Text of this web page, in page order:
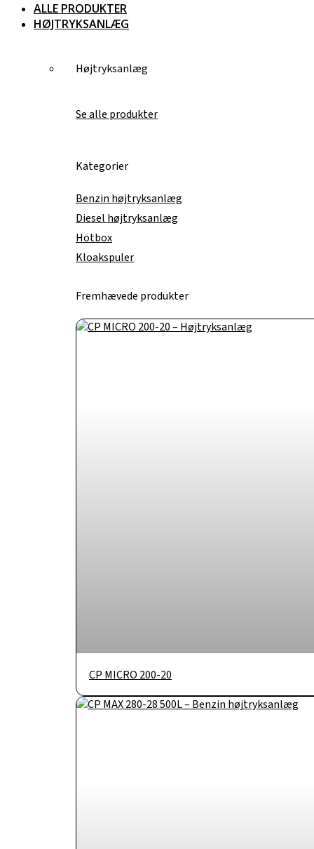
ALLE PRODUKTER
HØJTRYKSANLÆG
Højtryksanlæg
Se alle produkter
Kategorier
Benzin højtryksanlæg
Diesel højtryksanlæg
Hotbox
Kloakspuler
Fremhævede produkter
CP MICRO 200-20